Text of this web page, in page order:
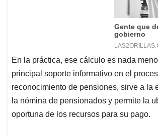
En la práctica, ese cálculo es nada
principal soporte informativo en el
reconocimiento de pensiones, sirve a la
la nómina de pensionados y permite la
oportuna de los recursos para su pago.